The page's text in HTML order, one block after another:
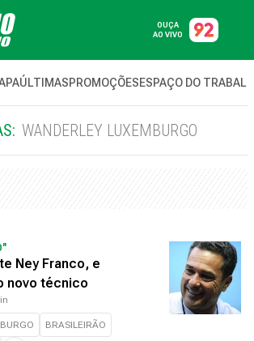
OUÇA
AO VIVO
ÚLTIMASPROMOÇÕESESPAÇO DO
WANDERLEY LUXEMBURGO
Ney Franco, e
novo técnico
BRASILEIRÃO